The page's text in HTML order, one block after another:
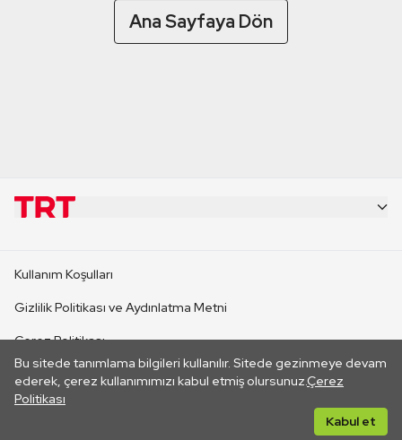
Ana Sayfaya Dön
Bu sitede tanımlama bilgileri kullanılır. Sitede gezinmeye devam
ederek, çerez kullanımımızı kabul etmiş olursunuz.Çerez
Politikası
Kabul et
CANLI YAYINLAR
Kullanım Koşulları
Gizlilik Politikası ve Aydınlatma Metni
Çerez Politikası
İletişim
Her hakkı saklıdır. ©2026 TRT. Bağlantı yoluyla gidilen dış